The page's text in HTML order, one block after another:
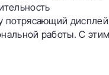
потрясающий дисплей
работы. С